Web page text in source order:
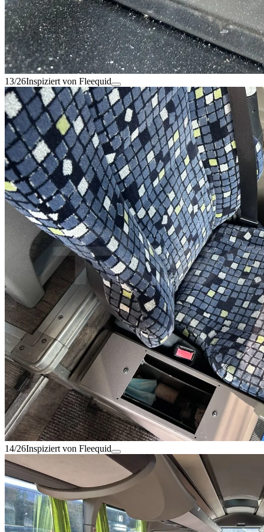
13/26Inspiziert von Fleequid
14/26Inspiziert von Fleequid